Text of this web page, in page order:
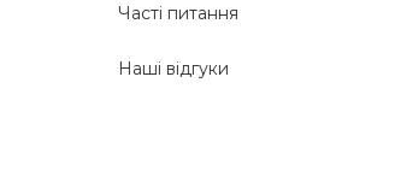
Часті питання
Наші відгуки